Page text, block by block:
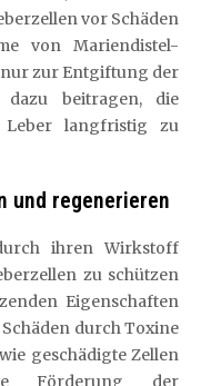
vor Schäden
von Mariendistel-
zur Entgiftung der
dazu beitragen, die
langfristig zu
und regenerieren
ihren Wirkstoff
zu schützen
Eigenschaften
durch Toxine
geschädigte Zellen
Förderung der